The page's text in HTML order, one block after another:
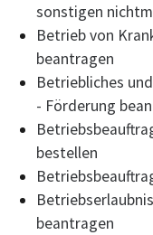
sonstigen
Betrieb von
beantragen
Betriebliches
- Förderung
bestellen
beantragen